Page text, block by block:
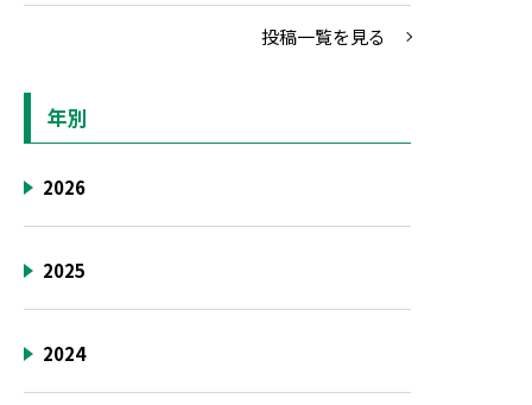
投稿一覧を見る
年別
2026
2025
2024